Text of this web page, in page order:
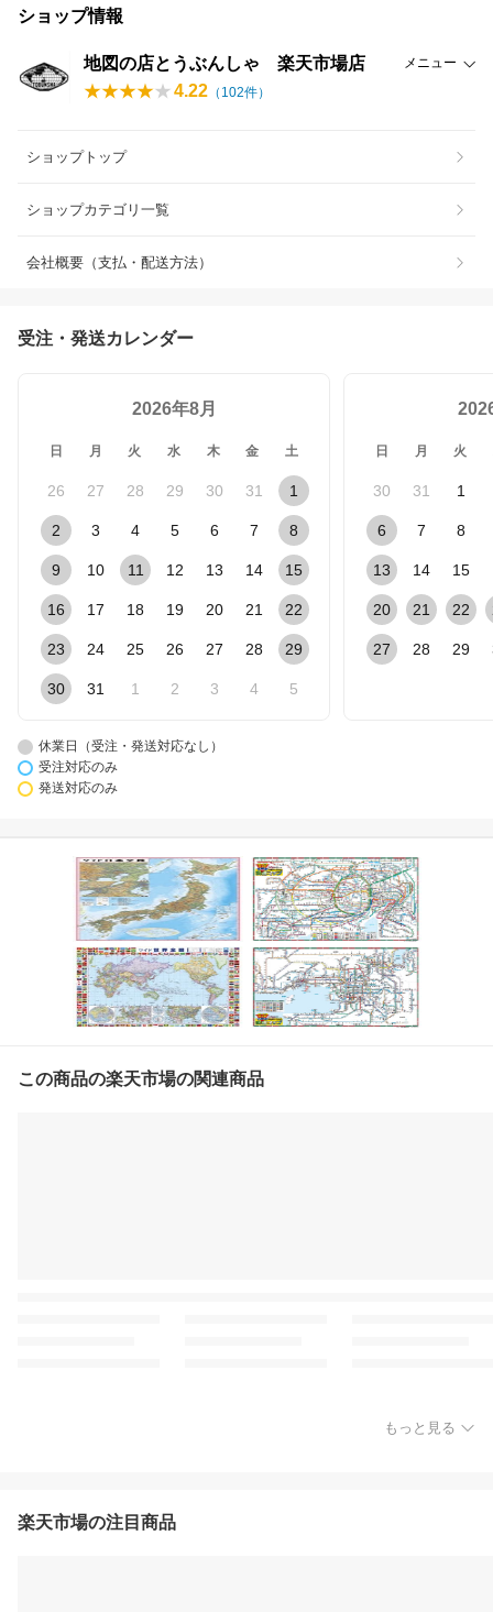
ショップ情報
地図の店とうぶんしゃ 楽天市場店 メニュー
4.22 （ 102件）
ショップトップ
ショップカテゴリ一覧
会社概要（支払・配送方法）
受注・発送カレンダー
2026年8月
日 月 火 水 木 金 土
26 27 28 29 30 31 1
2 3 4 5 6 7 8
9 10 11 12 13 14 15
16 17 18 19 20 21 22
23 24 25 26 27 28 29
30 31 1 2 3 4 5
日 月 火
30 31 1
6 7 8
13 14 15
20 21 22
27 28 29
休業日（受注・発送対応なし）
受注対応のみ
発送対応のみ
この商品の楽天市場の関連商品
もっと見る
楽天市場の注目商品